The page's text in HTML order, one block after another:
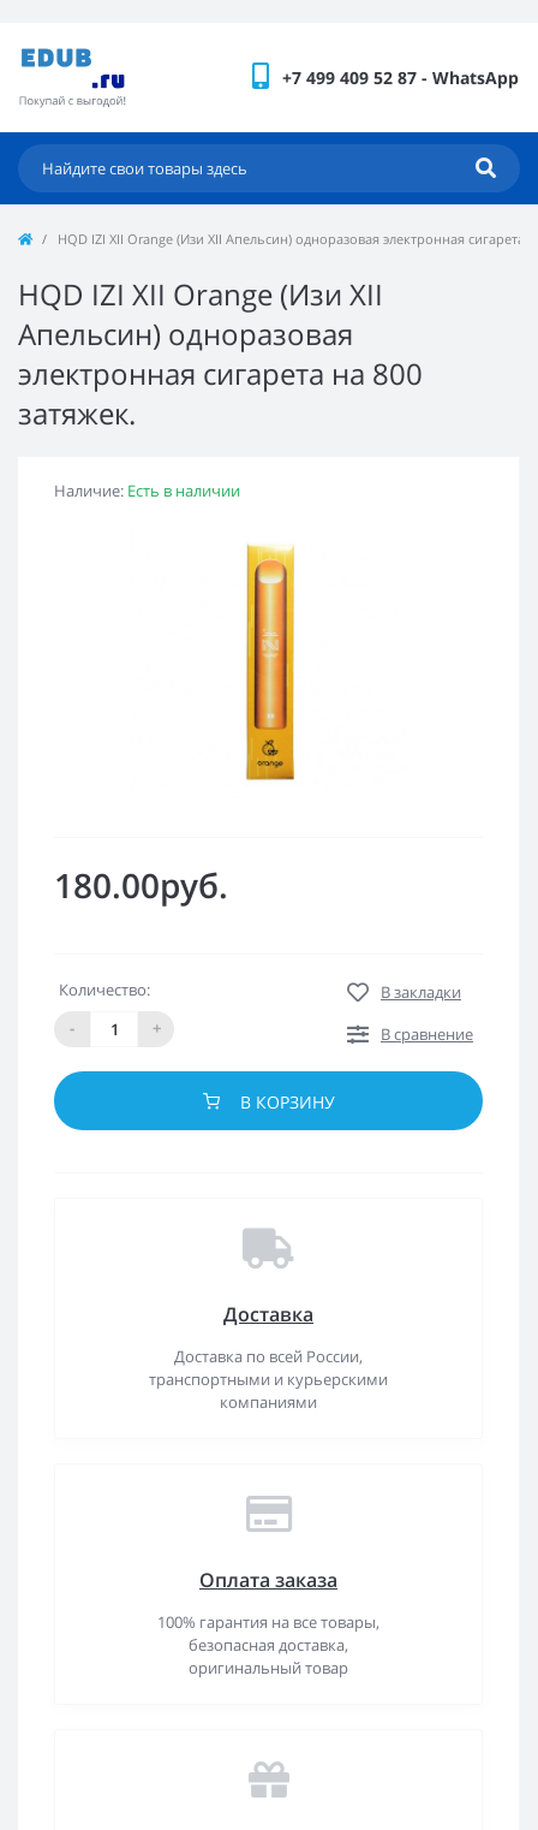
+7 499 409 52 87 - WhatsApp
HQD IZI XII Orange (Изи XII Апельсин) одноразовая электронная сигарета
HQD IZI XII Orange (Изи XII
Апельсин) одноразовая
электронная сигарета на 800
затяжек.
Наличие: Есть в наличии
180.00руб.
Количество:
-
+
В закладки
В сравнение
В КОРЗИНУ
Доставка
Доставка по всей России,
транспортными и курьерскими
компаниями
Оплата заказа
100% гарантия на все товары,
безопасная доставка,
оригинальный товар